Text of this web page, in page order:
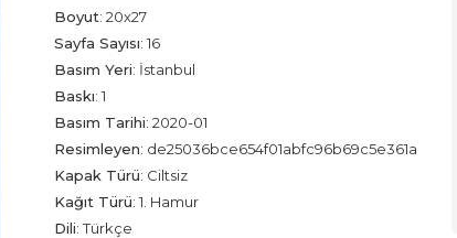
Boyut: 20x27
Sayfa Sayısı: 16
Basım Yeri: İstanbul
Baskı: 1
Basım Tarihi: 2020-01
Resimleyen: de25036bce654f01abfc96b69c5e361a
Kapak Türü: Ciltsiz
Kağıt Türü: 1. Hamur
Dili:Türkçe